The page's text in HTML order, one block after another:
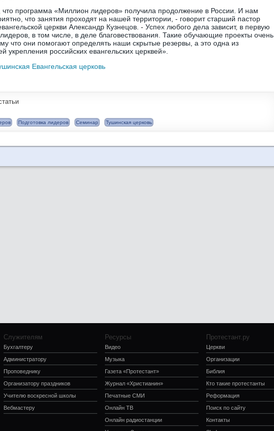
программа «Миллион лидеров» получила продолжение в России. И нам
что занятия проходят на нашей территории, - говорит старший пастор
церкви Александр Кузнецов. - Успех любого дела зависит, в первую
в том числе, в деле благовествования. Такие обучающие проекты очень
что они помогают определять наши скрытые резервы, а это одна из
укрепления российских евангельских церквей».
Евангельская церковь
Подготовка лидеров Семинар Тушинская церковь
Служителям
Бухгалтеру
Администратору
Проповеднику
Организатору праздников
Учителю воскресной школы
Вебмастеру
Ресурсы
Видео
Музыка
Газета «Протестант»
Журнал «Христианин»
Печатные СМИ
Онлайн ТВ
Онлайн радиостанции
Протестант.ру
Церкви
Организации
Библия
Кто такие протестанты
Реформация
Поиск по сайту
Контакты